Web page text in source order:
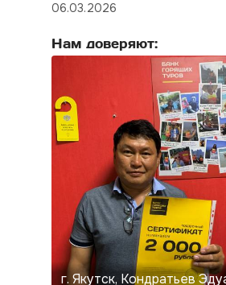
06.03.2026
Нам доверяют:
г. Якутск, Кондратьев